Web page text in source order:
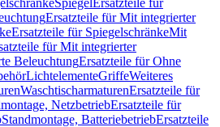
Spiegel Ersatzteile für
Ersatzteile für Mit integrierter
Ersatzteile für SpiegelschränkeMit
für Mit integrierter
BeleuchtungErsatzteile für Ohne
LichtelementeGriffeWeiteres
WaschtischarmaturenErsatzteile für
NetzbetriebErsatzteile für
Standmontage, BatteriebetriebErsatzteile